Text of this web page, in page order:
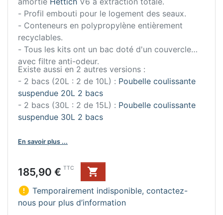
- Profil embouti pour le logement des seaux.
- Conteneurs en polypropylène entièrement
recyclables.
- Tous les kits ont un bac doté d'un couvercle
avec filtre anti-odeur.
Existe aussi en 2 autres versions :
- 2 bacs (20L : 2 de 10L) : Poubelle coulissante
suspendue 20L 2 bacs
- 2 bacs (30L : 2 de 15L) : Poubelle coulissante
suspendue 30L 2 bacs
En savoir plus ...
Prix
185,90 € TTC

 Temporairement indisponible, contactez-
nous pour plus d’information